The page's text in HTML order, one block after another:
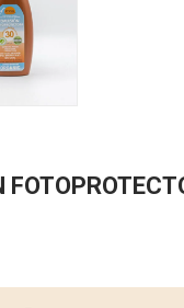
quantity